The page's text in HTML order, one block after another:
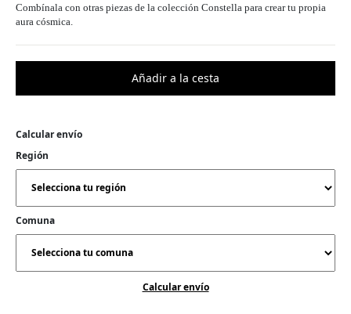
Combínala con otras piezas de la colección Constella para crear tu propia
aura cósmica.
Calcular envío
Región
Comuna
Calcular envío